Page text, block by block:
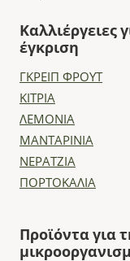
Καλλιέργειες
έγκριση
ΓΚΡΕΙΠ ΦΡΟΥΤ
ΚΙΤΡΙΑ
ΛΕΜΟΝΙΑ
ΜΑΝΤΑΡΙΝΙΑ
ΝΕΡΑΤΖΙΑ
ΠΟΡΤΟΚΑΛΙΑ
Προϊόντα για